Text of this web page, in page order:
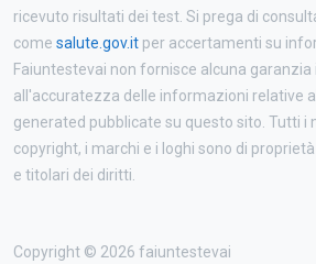
ricevuto risultati dei test. Si prega di
come salute.gov.it per accertamenti su
Faiuntestevai non fornisce alcuna garanzia
all'accuratezza delle informazioni relative
generated pubblicate su questo sito. Tutti i
copyright, i marchi e i loghi sono di
e titolari dei diritti.
Copyright © 2026 faiuntestevai